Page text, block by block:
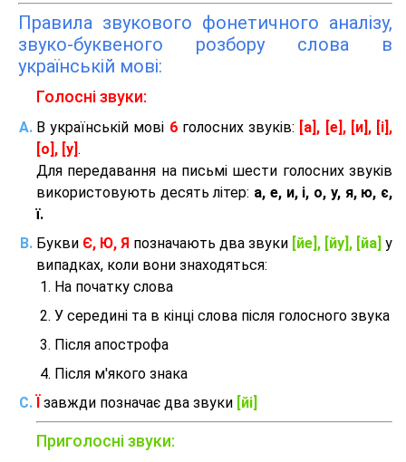
Правила звукового фонетичного аналізу,
звуко-буквеного розбору слова в
українській мові:
Голосні звуки:
В українській мові 6голосних звуків:
[а], [е], [и], [і],
[о], [у] .
Для передавання на письмі шести голосних звуків
використовують десять літер: а, е, и, і, о, у, я, ю, є,
ї.
Букви Є, Ю, Я позначають два звуки [йе], [йу], [йа] у
випадках, коли вони знаходяться:
На початку слова
У середині та в кінці слова після голосного звука
Після апострофа
Після м'якого знака
завжди позначає два звуки [йі]
Приголосні звуки: